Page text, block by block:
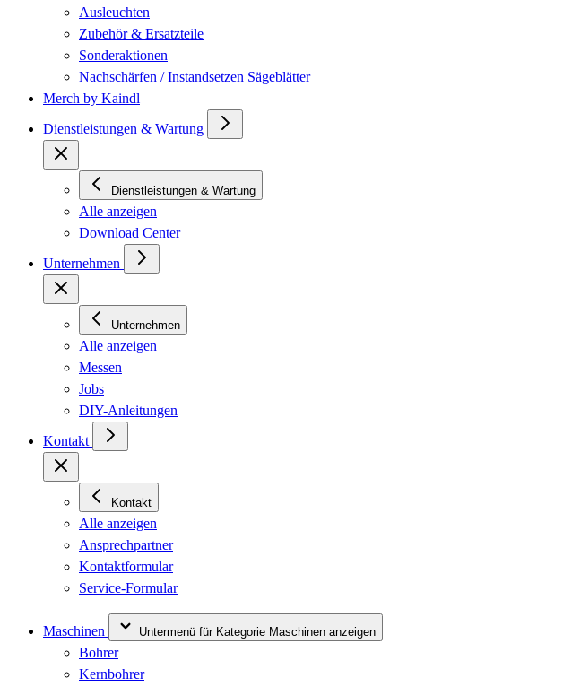
Ausleuchten
Zubehör & Ersatzteile
Sonderaktionen
Nachschärfen / Instandsetzen Sägeblätter
Merch by Kaindl
Dienstleistungen & Wartung
Dienstleistungen & Wartung
Alle anzeigen
Download Center
Unternehmen
Unternehmen
Alle anzeigen
Messen
Jobs
DIY-Anleitungen
Kontakt
Kontakt
Alle anzeigen
Ansprechpartner
Kontaktformular
Service-Formular
Maschinen Untermenü für Kategorie Maschinen anzeigen
Bohrer
Kernbohrer